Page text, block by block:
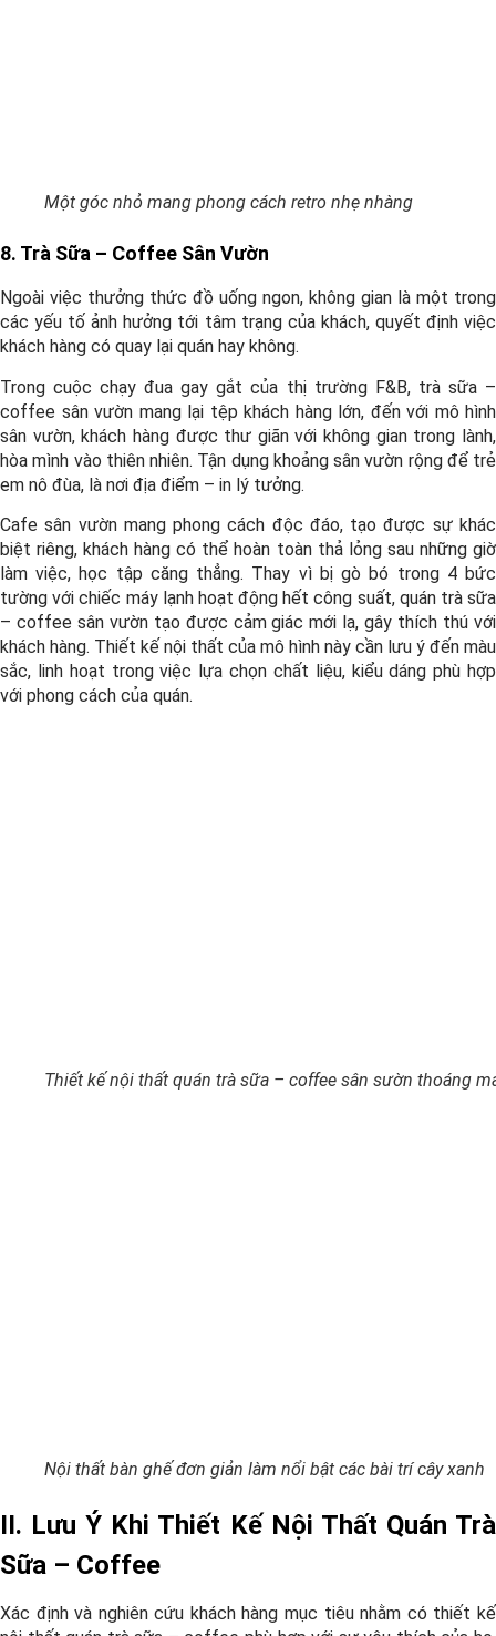
Một góc nhỏ mang phong cách retro nhẹ nhàng
8. Trà Sữa – Coffee Sân Vườn
Ngoài việc thưởng thức đồ uống ngon, không gian là một trong
các yếu tố ảnh hưởng tới tâm trạng của khách, quyết định việc
khách hàng có quay lại quán hay không.
Trong cuộc chạy đua gay gắt của thị trường F&B, trà sữa –
coffee sân vườn mang lại tệp khách hàng lớn, đến với mô hình
sân vườn, khách hàng được thư giãn với không gian trong lành,
hòa mình vào thiên nhiên. Tận dụng khoảng sân vườn rộng để trẻ
em nô đùa, là nơi địa điểm – in lý tưởng.
Cafe sân vườn mang phong cách độc đáo, tạo được sự khác
biệt riêng, khách hàng có thể hoàn toàn thả lỏng sau những giờ
làm việc, học tập căng thẳng. Thay vì bị gò bó trong 4 bức
tường với chiếc máy lạnh hoạt động hết công suất, quán trà sữa
– coffee sân vườn tạo được cảm giác mới lạ, gây thích thú với
khách hàng. Thiết kế nội thất của mô hình này cần lưu ý đến màu
sắc, linh hoạt trong việc lựa chọn chất liệu, kiểu dáng phù hợp
với phong cách của quán.
Thiết kế nội thất quán trà sữa – coffee sân sườn thoáng
Nội thất bàn ghế đơn giản làm nổi bật các bài trí cây xanh
II. Lưu Ý Khi Thiết Kế Nội Thất Quán Trà
Sữa – Coffee
Xác định và nghiên cứu khách hàng mục tiêu nhằm có thiết kế